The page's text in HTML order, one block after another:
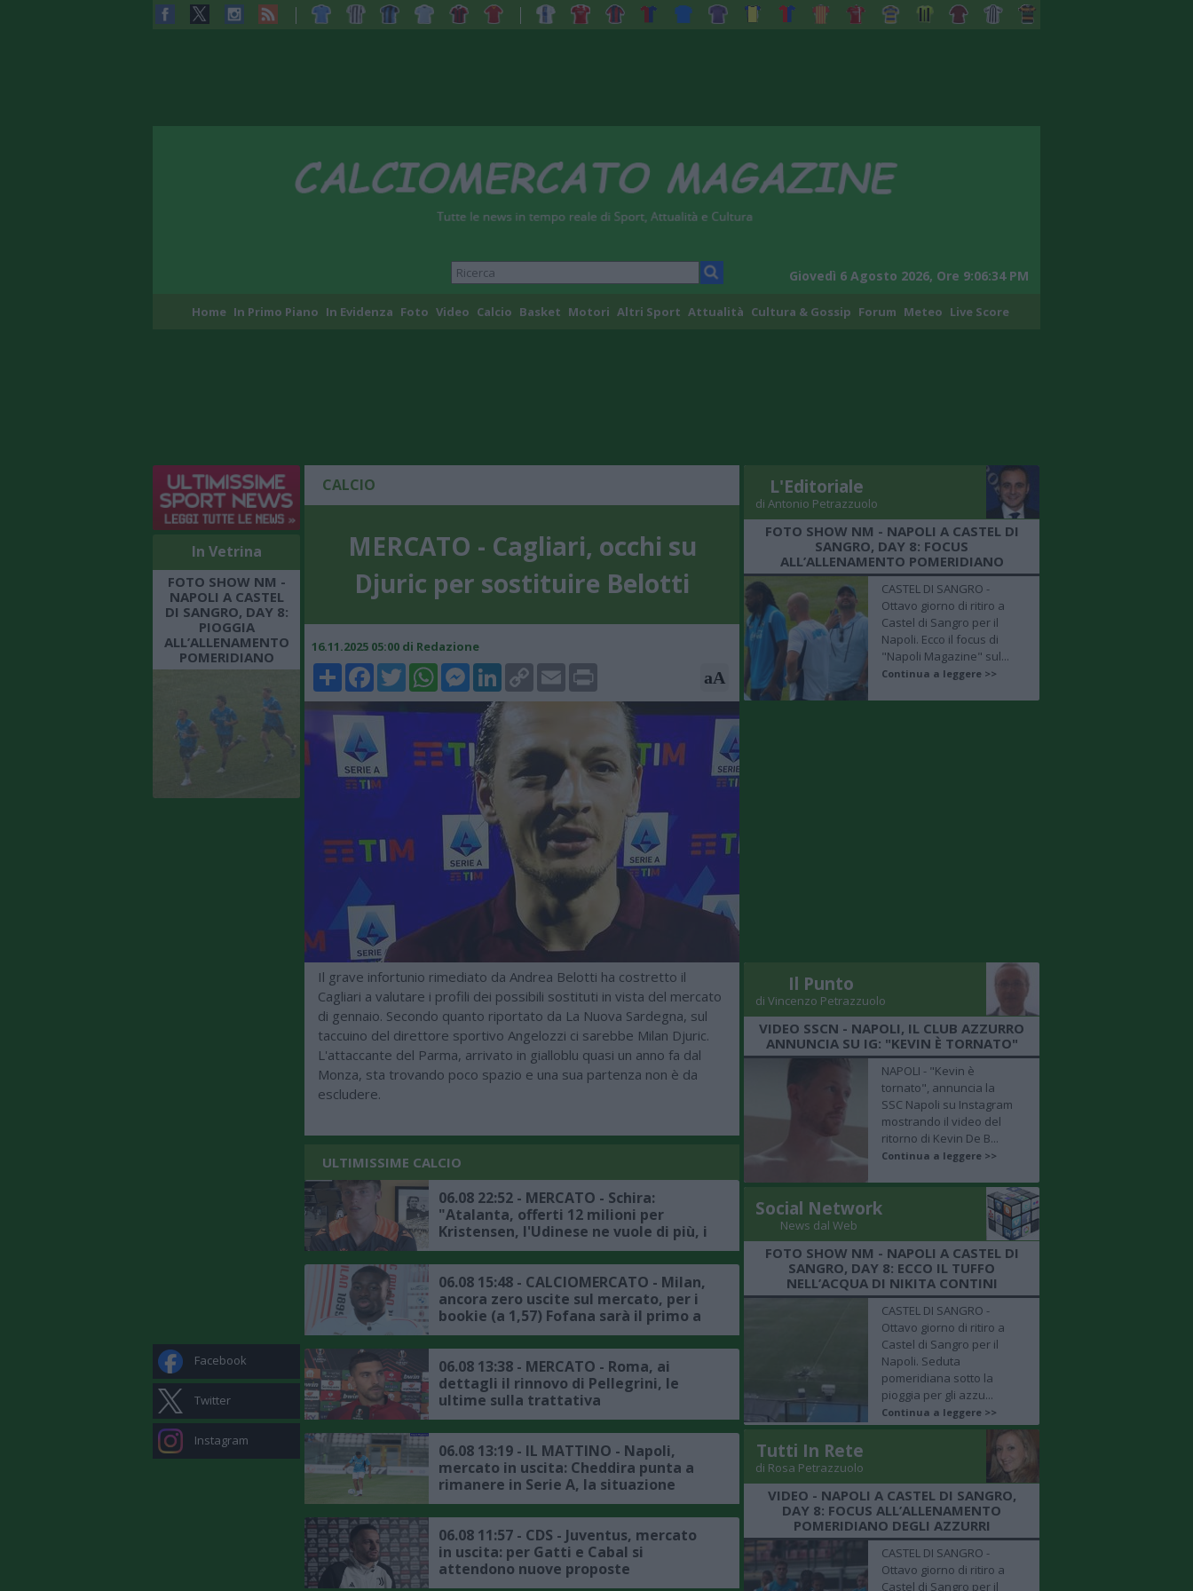
Giovedì 6 Agosto 2026, Ore 9:06:36 PM
Home In Primo Piano In Evidenza Foto Video Calcio Basket Motori Altri Sport Attualità Cultura & Gossip Forum Meteo Live Score
In Vetrina
FOTO SHOW NM -
NAPOLI A CASTEL
DI SANGRO, DAY 8:
PIOGGIA
ALL’ALLENAMENTO
POMERIDIANO
Facebook
Twitter
Instagram
CALCIO
MERCATO - Cagliari, occhi su
Djuric per sostituire Belotti
16.11.2025 05:00 di Redazione
ShareFacebookTwitterWhatsAppMessenger
LinkedIn
Copy
Link
Email Print aA
Il grave infortunio rimediato da Andrea Belotti ha costretto il
Cagliari a valutare i profili dei possibili sostituti in vista del mercato
di gennaio. Secondo quanto riportato da La Nuova Sardegna, sul
taccuino del direttore sportivo Angelozzi ci sarebbe Milan Djuric.
L'attaccante del Parma, arrivato in gialloblu quasi un anno fa dal
Monza, sta trovando poco spazio e una sua partenza non è da
escludere.
ULTIMISSIME CALCIO
06.08 22:52 - MERCATO - Schira:
"Atalanta, offerti 12 milioni per
Kristensen, l'Udinese ne vuole di più, i
dettagli"
06.08 15:48 - CALCIOMERCATO - Milan,
ancora zero uscite sul mercato, per i
bookie (a 1,57) Fofana sarà il primo a
salutare
06.08 13:38 - MERCATO - Roma, ai
dettagli il rinnovo di Pellegrini, le
ultime sulla trattativa
06.08 13:19 - IL MATTINO - Napoli,
mercato in uscita: Cheddira punta a
rimanere in Serie A, la situazione
06.08 11:57 - CDS - Juventus, mercato
in uscita: per Gatti e Cabal si
attendono nuove proposte
L'Editoriale
di Antonio Petrazzuolo
FOTO SHOW NM - NAPOLI A CASTEL DI
SANGRO, DAY 8: FOCUS
ALL’ALLENAMENTO POMERIDIANO
CASTEL DI SANGRO -
Ottavo giorno di ritiro a
Castel di Sangro per il
Napoli. Ecco il focus di
"Napoli Magazine" sul...
Continua a leggere >>
Il Punto
di Vincenzo Petrazzuolo
VIDEO SSCN - NAPOLI, IL CLUB AZZURRO
ANNUNCIA SU IG: "KEVIN È TORNATO"
NAPOLI - "Kevin è
tornato", annuncia la
SSC Napoli su Instagram
mostrando il video del
ritorno di Kevin De B...
Continua a leggere >>
Social Network
News dal Web
FOTO SHOW NM - NAPOLI A CASTEL DI
SANGRO, DAY 8: ECCO IL TUFFO
NELL’ACQUA DI NIKITA CONTINI
CASTEL DI SANGRO -
Ottavo giorno di ritiro a
Castel di Sangro per il
Napoli. Seduta
pomeridiana sotto la
pioggia per gli azzu...
Continua a leggere >>
Tutti In Rete
di Rosa Petrazzuolo
VIDEO - NAPOLI A CASTEL DI SANGRO,
DAY 8: FOCUS ALL’ALLENAMENTO
POMERIDIANO DEGLI AZZURRI
CASTEL DI SANGRO -
Ottavo giorno di ritiro a
Castel di Sangro per il